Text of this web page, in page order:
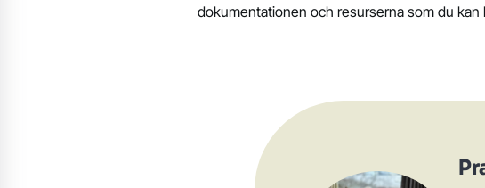
dokumentationen och resurserna som du kan